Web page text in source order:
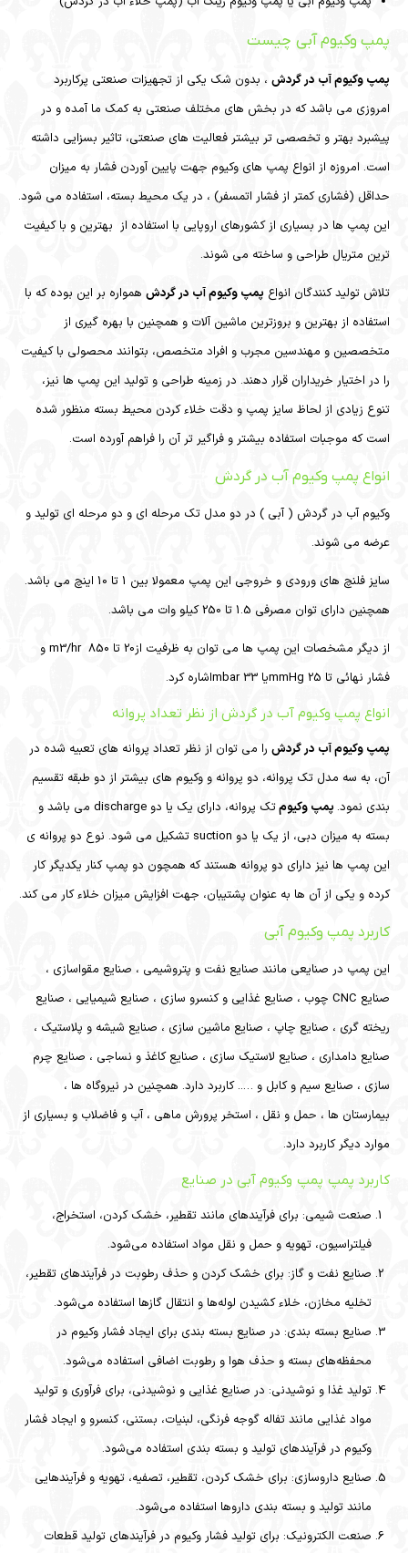
پمپ وکیوم آبی چیست
پمپ وکیوم آب در گردش ، بدون شک یکی از تجهیزات صنعتی پرکاربرد
امروزی می باشد که در بخش های مختلف صنعتی به کمک ما آمده و در
پیشبرد بهتر و تخصصی تر بیشتر فعالیت های صنعتی، تاثیر بسزایی داشته
است. امروزه از انواع پمپ های وکیوم جهت پایین آوردن فشار به میزان
حداقل (فشاری کمتر از فشار اتمسفر) ، در یک محیط بسته، استفاده می شود.
این پمپ ها در بسیاری از کشورهای اروپایی با استفاده از بهترین و با کیفیت
ترین متریال طراحی و ساخته می شوند.
تلاش تولید کنندگان انواع پمپ وکیوم آب در گردش همواره بر این بوده که با
استفاده از بهترین و بروزترین ماشین آلات و همچنین با بهره گیری از
متخصصین و مهندسین مجرب و افراد متخصص، بتوانند محصولی با کیفیت
را در اختیار خریداران قرار دهند. در زمینه طراحی و تولید این پمپ ها نیز،
تنوع زیادی از لحاظ سایز پمپ و دقت خلاء کردن محیط بسته منظور شده
است که موجبات استفاده بیشتر و فراگیر تر آن را فراهم آورده است.
انواع پمپ وکیوم آب در گردش
وکیوم آب در گردش ( آبی ) در دو مدل تک مرحله ای و دو مرحله ای تولید و
عرضه می شوند.
سایز فلنچ های ورودی و خروجی این پمپ معمولا بین 1 تا 10 اینچ می باشد.
همچنین دارای توان مصرفی 1.5 تا 250 کیلو وات می باشد.
از دیگر مشخصات این پمپ ها می توان به ظرفیت از20 تا 850 m3/hr و
فشار نهائی تا 25 mmHgیا mbar 33اشاره کرد.
انواع پمپ وکیوم آب در گردش از نظر تعداد پروانه
پمپ وکیوم آب در گردش را می توان از نظر تعداد پروانه های تعبیه شده در
آن، به سه مدل تک پروانه، دو پروانه و وکیوم های بیشتر از دو طبقه تقسیم
بندی نمود. پمپ وکیوم
تک پروانه، دارای یک یا دو discharge می باشد و
بسته به میزان دبی، از یک یا دو suction تشکیل می شود. نوع دو پروانه ی
این پمپ ها نیز دارای دو پروانه هستند که همچون دو پمپ کنار یکدیگر کار
کرده و یکی از آن ها به عنوان پشتیبان، جهت افزایش میزان خلاء کار می کند.
کاربرد پمپ وکیوم آبی
این پمپ در صنایعی مانند صنایع نفت و پتروشیمی ، صنایع مقواسازی ،
صنایع CNC چوب ، صنایع غذایی و کنسرو سازی ، صنایع شیمیایی ، صنایع
ریخته گری ، صنایع چاپ ، صنایع ماشین سازی ، صنایع شیشه و پلاستیک ،
صنایع دامداری ، صنایع لاستیک سازی ، صنایع کاغذ و نساجی ، صنایع چرم
سازی ، صنایع سیم و کابل و ….. کاربرد دارد. همچنین در نیروگاه ها ،
بیمارستان ها ، حمل و نقل ، استخر پرورش ماهی ، آب و فاضلاب و بسیاری از
موارد دیگر کاربرد دارد.
کاربرد پمپ پمپ وکیوم آبی در صنایع
صنعت شیمی: برای فرآیندهای مانند تقطیر، خشک کردن، استخراج،
فیلتراسیون، تهویه و حمل و نقل مواد استفاده می‌شود.
صنایع نفت و گاز: برای خشک کردن و حذف رطوبت در فرآیندهای تقطیر،
تخلیه مخازن، خلاء کشیدن لوله‌ها و انتقال گازها استفاده می‌شود.
صنایع بسته بندی: در صنایع بسته بندی برای ایجاد فشار وکیوم در
محفظه‌های بسته و حذف هوا و رطوبت اضافی استفاده می‌شود.
تولید غذا و نوشیدنی: در صنایع غذایی و نوشیدنی، برای فرآوری و تولید
مواد غذایی مانند تفاله گوجه فرنگی، لبنیات، بستنی، کنسرو و ایجاد فشار
وکیوم در فرآیندهای تولید و بسته بندی استفاده می‌شود.
صنایع داروسازی: برای خشک کردن، تقطیر، تصفیه، تهویه و فرآیندهایی
مانند تولید و بسته بندی داروها استفاده می‌شود.
صنعت الکترونیک: برای تولید فشار وکیوم در فرآیندهای تولید قطعات